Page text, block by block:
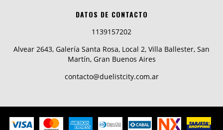
DATOS DE CONTACTO
1139157202
Alvear 2643, Galería Santa Rosa, Local 2, Villa Ballester, San
Martín, Gran Buenos Aires
contacto@duelistcity.com.ar